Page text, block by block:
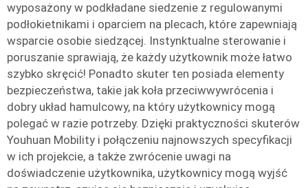
wyposażony w podkładane siedzenie z regulowanymi
podłokietnikami i oparciem na plecach, które zapewniają
wsparcie osobie siedzącej. Instynktualne sterowanie i
poruszanie sprawiają, że każdy użytkownik może łatwo
szybko skręcić! Ponadto skuter ten posiada elementy
bezpieczeństwa, takie jak koła przeciwwywrócenia i
dobry układ hamulcowy, na który użytkownicy mogą
polegać w razie potrzeby. Dzięki praktyczności skuterów
Youhuan Mobility i połączeniu najnowszych specyfikacji
w ich projekcie, a także zwrócenie uwagi na
doświadczenie użytkownika, użytkownicy mogą wyjść